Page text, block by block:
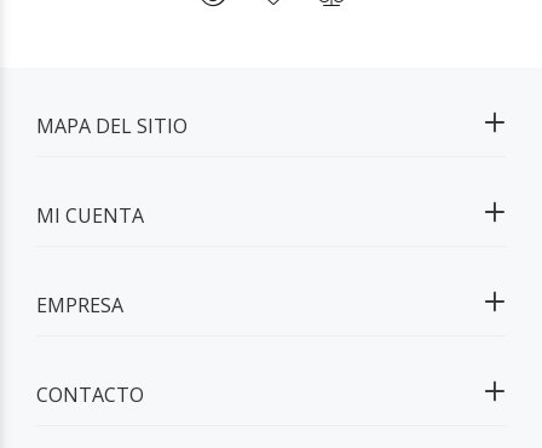
MAPA DEL SITIO
MI CUENTA
EMPRESA
CONTACTO